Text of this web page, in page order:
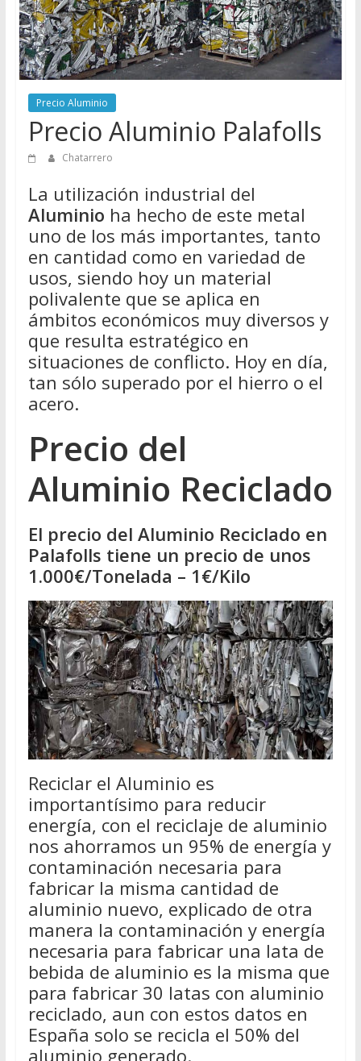
de
Chatarreros
para
vender
Precio Aluminio
Precio Aluminio Palafolls
Chatarrero
La utilización industrial del
Aluminio ha hecho de este metal
uno de los más importantes, tanto
en cantidad como en variedad de
usos, siendo hoy un material
polivalente que se aplica en
ámbitos económicos muy diversos y
que resulta estratégico en
situaciones de conflicto. Hoy en día,
tan sólo superado por el hierro o el
acero.
Precio del
Aluminio Reciclado
El precio del Aluminio Reciclado en
Palafolls tiene un precio de unos
1.000€/Tonelada – 1€/Kilo
Reciclar el Aluminio es
importantísimo para reducir
energía, con el reciclaje de aluminio
nos ahorramos un 95% de energía y
contaminación necesaria para
fabricar la misma cantidad de
aluminio nuevo, explicado de otra
manera la contaminación y energía
necesaria para fabricar una lata de
bebida de aluminio es la misma que
para fabricar 30 latas con aluminio
reciclado, aun con estos datos en
España solo se recicla el 50% del
aluminio generado.